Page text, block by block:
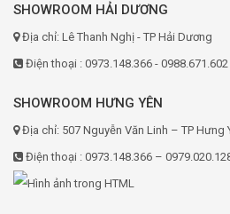
SHOWROOM HẢI DƯƠNG
Địa chỉ: Lê Thanh Nghị - TP Hải Dương
Điện thoại : 0973.148.366 - 0988.671.602
SHOWROOM HƯNG YÊN
Địa chỉ: 507 Nguyễn Văn Linh – TP Hưng
Điện thoại : 0973.148.366 –